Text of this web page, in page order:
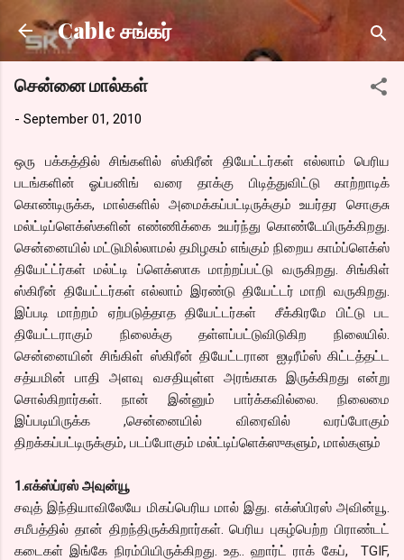
Skip to main content
Cable சங்கர்
சென்னை மால்கள்
- September 01, 2010
ஒரு பக்கத்தில் சிங்களில் ஸ்கிரீன் தியேட்டர்கள் எல்லாம் பெரிய
படங்களின் ஓப்பனிங் வரை தாக்கு பிடித்துவிட்டு காற்றாடிக்
கொண்டிருக்க, மால்களில் அமைக்கப்பட்டிருக்கும் உயர்தர சொகுசு
மல்ட்டிப்ளெக்ஸ்களின் எண்ணிக்கை உயர்ந்து கொண்டேயிருக்கிறது.
சென்னையில் மட்டுமில்லாமல் தமிழகம் எங்கும் நிறைய காம்ப்ளெக்ஸ்
தியேட்ட்ர்கள் மல்ட்டி ப்ளெக்ஸாக மாற்றப்பட்டு வருகிறது. சிங்கிள்
ஸ்கிரீன் தியேட்டர்கள் எல்லாம் இரண்டு தியேட்டர் மாறி வருகிறது.
இப்படி மாற்றம் ஏற்படுத்தாத தியேட்டர்கள் சீக்கிரமே பிட்டு பட
தியேட்டராகும் நிலைக்கு தள்ளப்பட்டுவிடுகிற நிலையில்.
சென்னையின் சிங்கிள் ஸ்கிரீன் தியேட்டரான ஐடிரீம்ஸ் கிட்டத்தட்ட
சத்யமின் பாதி அளவு வசதியுள்ள அரங்காக இருக்கிறது என்று
சொல்கிறார்கள். நான் இன்னும் பார்க்கவில்லை. நிலைமை
இப்படியிருக்க ,சென்னையில் விரைவில் வரப்போகும்
திறக்கப்பட்டிருக்கும், படப்போகும் மல்ட்டிப்ளெக்ஸுகளும், மால்களும்
1.எக்ஸ்ப்ரஸ் அவுன்யூ
சவுத் இந்தியாவிலேயே மிகப்பெரிய மால் இது. எக்ஸ்பிரஸ் அவின்யூ.
சமீபத்தில் தான் திறந்திருக்கிறார்கள். பெரிய புகழ்பெற்ற பிராண்டட்
கடைகள் இங்கே நிரம்பியிருக்கிறது. உத.. ஹார்ட் ராக் கேப், TGIF,